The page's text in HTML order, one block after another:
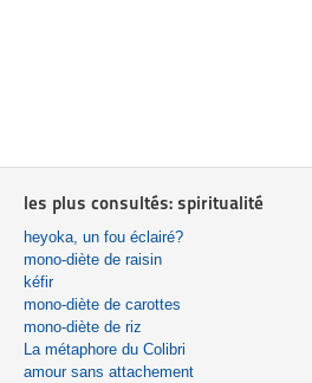
les plus consultés: spiritualité
heyoka, un fou éclairé?
mono-diète de raisin
kéfir
mono-diète de carottes
mono-diète de riz
La métaphore du Colibri
amour sans attachement